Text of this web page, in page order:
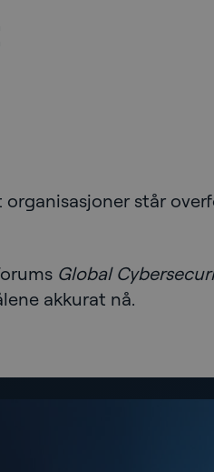
står
Global
akkurat nå.